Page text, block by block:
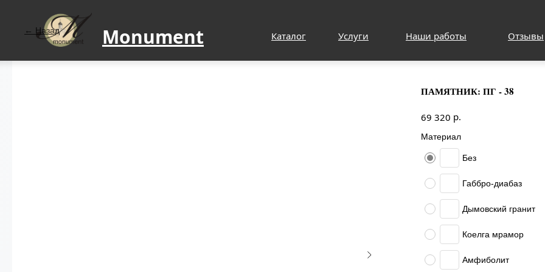
Назад
ПАМЯТНИК: ПГ - 38
69 320 р.
Материал
Без
Габбро-диабаз
Дымовский гранит
Коелга мрамор
Амфиболит
Monument Каталог Услуги Наши работы Отзывы